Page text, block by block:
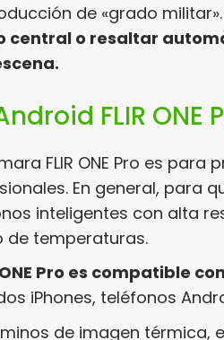
de «grado militar».
central o resaltar
FLIR ONE
FLIR ONE Pro es
En general, para
inteligentes con alta
de temperaturas.
ONE Pro es compatible
iPhones, teléfonos
de imagen térmica,